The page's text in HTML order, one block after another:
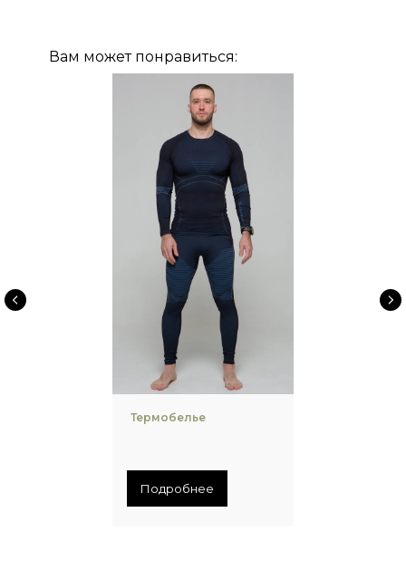
Вам может понравиться:
Термобелье
Подробнее